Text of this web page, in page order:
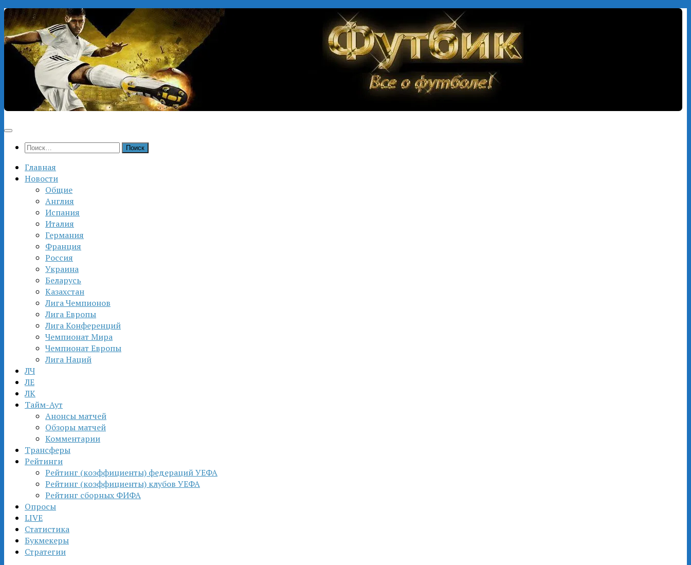
Перейти
к
содержимому
Найти:
Главная
Новости
Общие
Англия
Испания
Италия
Германия
Франция
Россия
Украина
Беларусь
Казахстан
Лига Чемпионов
Лига Европы
Лига Конференций
Чемпионат Мира
Чемпионат Европы
Лига Наций
ЛЧ
ЛЕ
ЛК
Тайм-Аут
Анонсы матчей
Обзоры матчей
Комментарии
Трансферы
Рейтинги
Рейтинг (коэффициенты) федераций УЕФА
Рейтинг (коэффициенты) клубов УЕФА
Рейтинг сборных ФИФА
Опросы
LIVE
Статистика
Букмекеры
Стратегии